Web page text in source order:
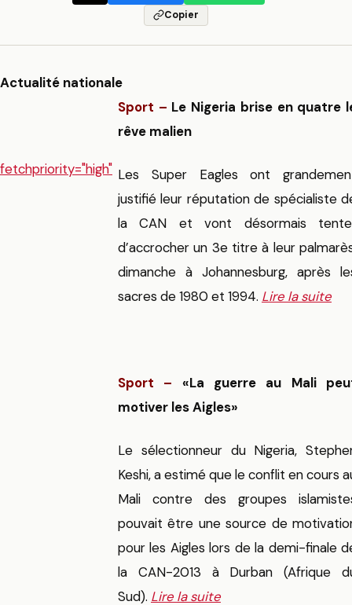
Copier
Actualité nationale
fetchpriority="high"
Sport – Le Nigeria brise en quatre
rêve malien
Les Super Eagles ont
justifié leur réputation de spécialiste
la CAN et vont désormais
d’accrocher un 3e titre à leur
dimanche à Johannesburg, après
sacres de 1980 et 1994. Lire la suite
Sport –
«La guerre au Mali
motiver les Aigles»
Le sélectionneur du Nigeria,
Keshi, a estimé que le conflit en cours
Mali contre des groupes
pouvait être une source de
pour les Aigles lors de la demi-finale
la CAN-2013 à Durban (Afrique
Sud). Lire la suite